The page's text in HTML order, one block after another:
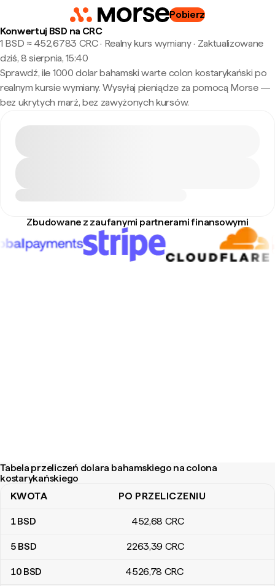
Pobierz
Konwertuj BSD na CRC
1 BSD ≈ 452,6783 CRC · Realny kurs wymiany· Zaktualizowane
dziś, 8 sierpnia, 15:40
Sprawdź, ile 1000 dolar bahamski warte colon kostarykański po
realnym kursie wymiany. Wysyłaj pieniądze za pomocą Morse —
bez ukrytych marż, bez zawyżonych kursów.
Zbudowane z zaufanymi partnerami finansowymi
Tabela przeliczeń dolara bahamskiego na colona
kostarykańskiego
Tabela przeliczeń dolara bahamskiego na colona
KWOTA PO PRZELICZENIU
1BSD 452,68 CRC
5 BSD 2263,39 CRC
10 BSD 4526,78 CRC